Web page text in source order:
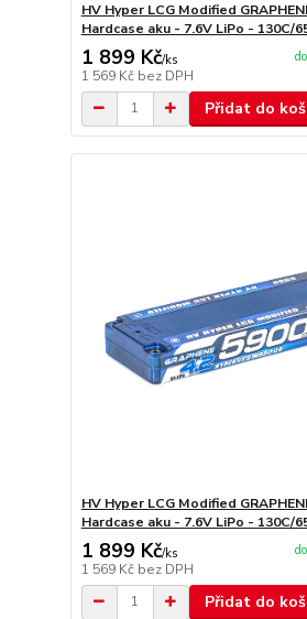
HV Hyper LCG Modified
Hardcase aku - 7.6V LiPo - 130C/
1 899 Kč/ks
1 569 Kč bez DPH
Přidat do
HV Hyper LCG Modified
Hardcase aku - 7.6V LiPo - 130C/
1 899 Kč/ks
1 569 Kč bez DPH
Přidat do